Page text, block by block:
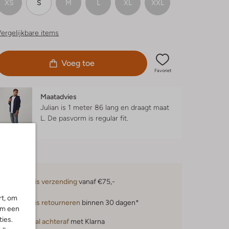
om
een
XS S M L XL XXL
items
Voeg toe
Favoriet
Maatadvies
Julian is 1 meter 86 lang en draagt maat
L. De pasvorm is regular fit.
Gratis verzendingvanaf €75,-
Gratis retourneren binnen 30 dagen*
Betaal achteraf met Klarna